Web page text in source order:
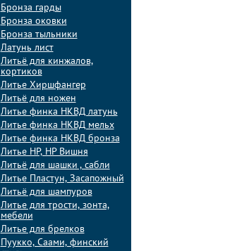
Бронза гарды
Бронза оковки
Бронза тыльники
Латунь лист
Литьё для кинжалов,
кортиков
Литье Хиршфангер
Литьё для ножен
Литье финка НКВД латунь
Литье финка НКВД мельх
Литье финка НКВД бронза
Литье НР, НР Вишня
Литьё для шашки , сабли
Литье Пластун, Засапожный
Литьё для шампуров
Литье для трости, зонта,
мебели
Литье для брелков
Пуукко, Саами, финский